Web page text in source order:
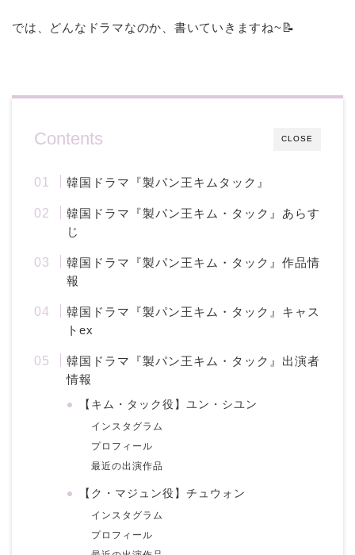
では、どんなドラマなのか、書いていきますね~📝
CLOSE
Contents
韓国ドラマ『製パン王キムタック』
韓国ドラマ『製パン王キム・タック』あらす
じ
韓国ドラマ『製パン王キム・タック』作品情
報
韓国ドラマ『製パン王キム・タック』キャス
トex
韓国ドラマ『製パン王キム・タック』出演者
情報
【キム・タック役】ユン・シユン
インスタグラム
プロフィール
最近の出演作品
【ク・マジュン役】チュウォン
インスタグラム
プロフィール